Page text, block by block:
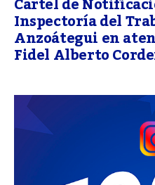
Inspectoría del
Anzoátegui en
Fidel Alberto